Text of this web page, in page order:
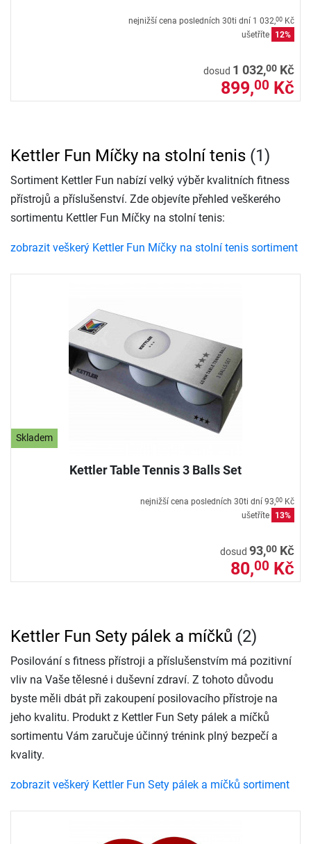
nejnižší cena posledních 30ti dní 1 032,00 Kč
ušetříte
12%
dosud 1 032,00 Kč
899,00 Kč
Skladem
Kettler Table Tennis 3 Balls Set
nejnižší cena posledních 30ti dní 93,00 Kč
ušetříte
13%
dosud 93,00 Kč
80,00 Kč
Kettler Fun Míčky na stolní tenis (1)
Sortiment Kettler Fun nabízí velký výběr kvalitních fitness
přístrojů a příslušenství. Zde objevíte přehled veškerého
sortimentu Kettler Fun Míčky na stolní tenis:
zobrazit veškerý Kettler Fun Míčky na stolní tenis sortiment
Kettler Fun Sety pálek a míčků (2)
Posilování s fitness přístroji a příslušenstvím má pozitivní
vliv na Vaše tělesné i duševní zdraví. Z tohoto důvodu
byste měli dbát při zakoupení posilovacího přístroje na
jeho kvalitu. Produkt z Kettler Fun Sety pálek a míčků
sortimentu Vám zaručuje účinný trénink plný bezpečí a
kvality.
zobrazit veškerý Kettler Fun Sety pálek a míčků sortiment